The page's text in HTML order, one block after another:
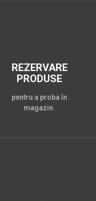
REZERVARE
PRODUSE
pentru a proba în
magazin.